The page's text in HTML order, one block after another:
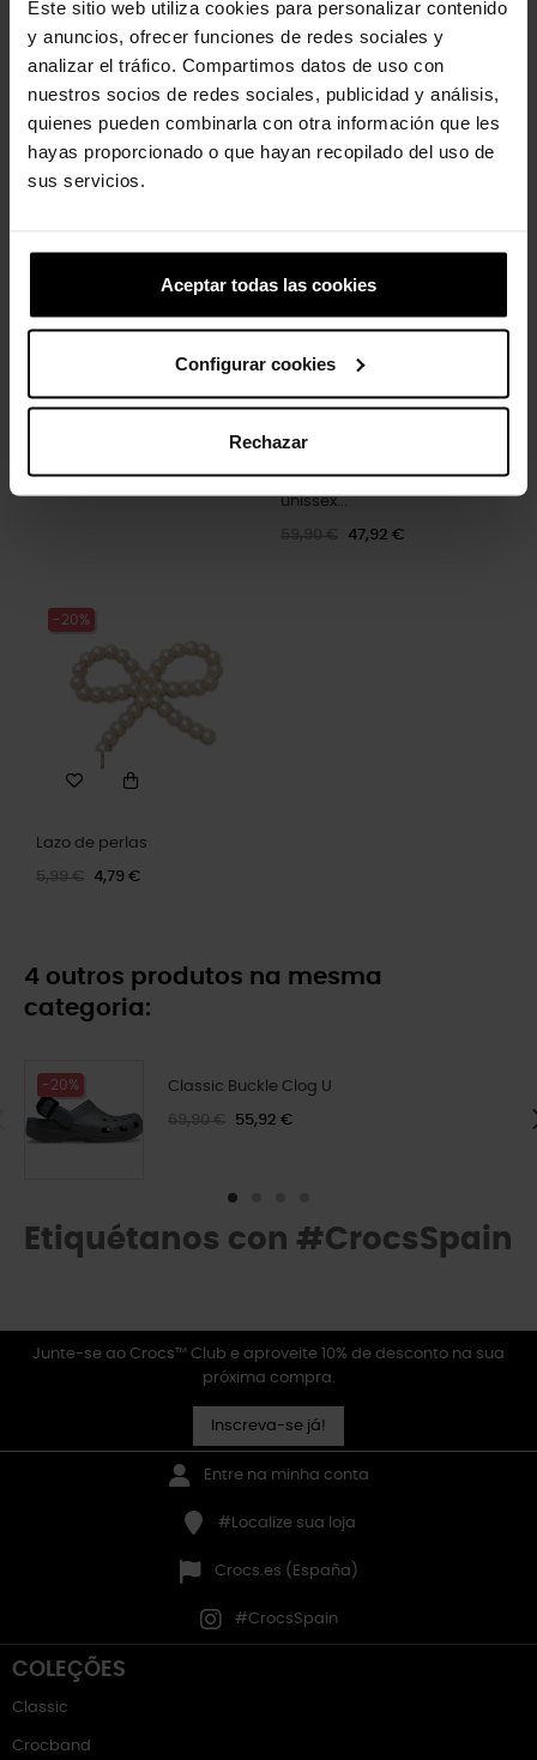
Este sitio web utiliza cookies para personalizar contenido
y anuncios, ofrecer funciones de redes sociales y
analizar el tráfico. Compartimos datos de uso con
nuestros socios de redes sociales, publicidad y análisis,
quienes pueden combinarla con otra información que les
hayas proporcionado o que hayan recopilado del uso de
sus servicios.
Aceptar todas las cookies
Configurar cookies
Rechazar
contorno...
Tamancos clássicos
unissex...
47,92 €
-20%
Lazo de perlas
5,99 € 4,79 €
4 outros produtos na mesma
categoria:
-20% Classic Buckle Clog U
69,90 € 55,92 €
Etiquétanos con #CrocsSpain
Junte-se ao Crocs™ Club e aproveite 10% de desconto na sua
próxima compra.
Inscreva-se já!
Entre na minha conta
#Localize sua loja
Crocs.es (España)
#CrocsSpain
COLEÇÕES
Classic
Crocband